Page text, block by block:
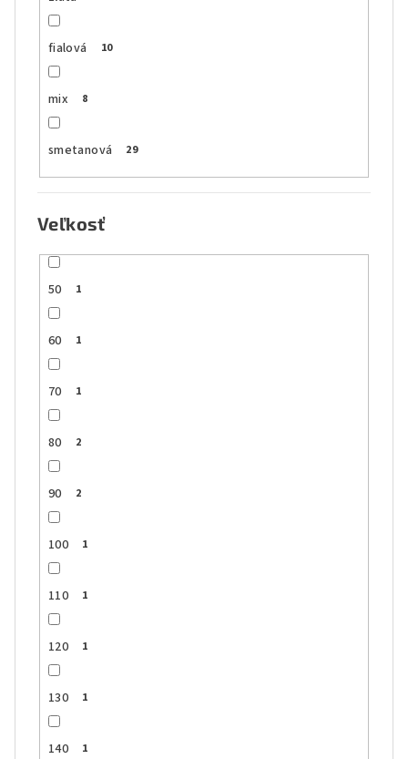
fialová 10
mix 8
smetanová 29
Veľkosť
50 1
60 1
70 1
80 2
90 2
100 1
110 1
120 1
130 1
140 1